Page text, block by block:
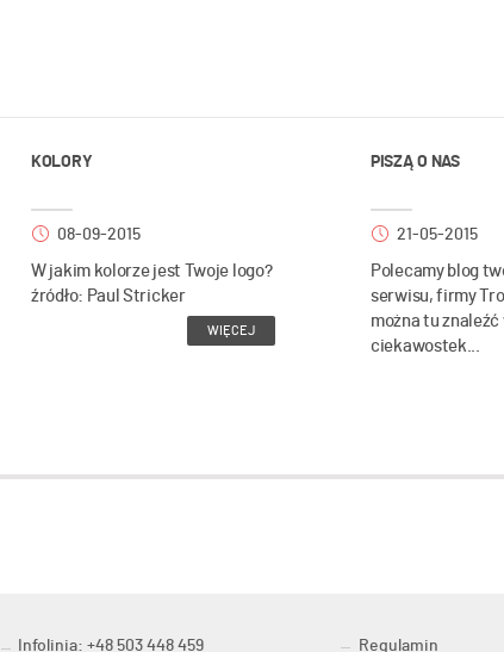
KOLORY
08-09-2015
W jakim kolorze jest Twoje logo?
źródło: Paul Stricker
WIĘCEJ
PISZĄ O NAS
21-05-2015
Polecamy blog
serwisu, firmy
można tu znaleźć
ciekawostek...
Infolinia: +48 503 448 459 Regulamin